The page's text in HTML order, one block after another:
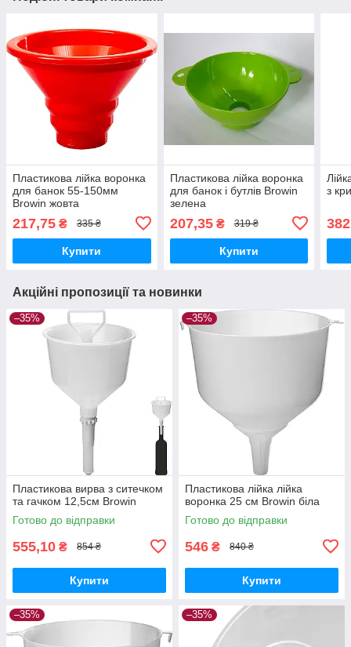
Пластикова лійка воронка
для банок 55-150мм
Browin жовта
217,75 ₴ 335 ₴
Купити
Пластикова лійка воронка
для банок і бутлів Browin
зелена
207,35₴ 319 ₴
Купити
з
Акційні пропозиції та новинки
–35%
Пластикова вирва з ситечком
та гачком 12,5см Browin
Готово до відправки
555,10 ₴ 854 ₴
Купити
–35%
Пластикова лійка лійка
воронка 25 см Browin біла
Готово до відправки
546 ₴ 840 ₴
Купити
–35% –35%